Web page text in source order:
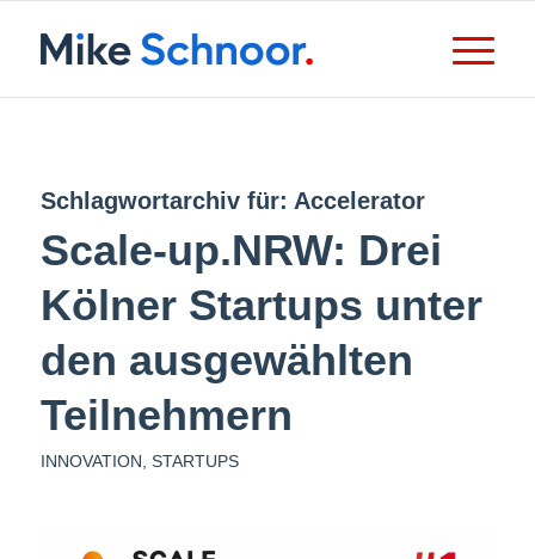
Schlagwortarchiv für: Accelerator
Scale-up.NRW: Drei
Kölner Startups unter
den ausgewählten
Teilnehmern
INNOVATION STARTUPS